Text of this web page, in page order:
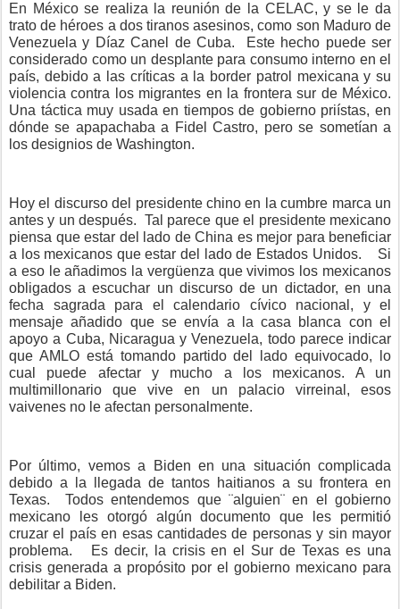
En México se realiza la reunión de la CELAC, y se le da
trato de héroes a dos tiranos asesinos, como son Maduro de
Venezuela y Díaz Canel de Cuba.
Este hecho puede ser
considerado como un desplante para consumo interno en el
país, debido a las críticas a la border patrol mexicana y su
violencia contra los migrantes en la frontera sur de México.
Una táctica muy usada en tiempos de gobierno priístas, en
dónde se apapachaba a Fidel Castro, pero se sometían a
los designios de Washington.
Hoy el discurso del presidente chino en la cumbre marca un
antes y un después. Tal parece que el presidente mexicano
piensa que estar del lado de China es mejor para beneficiar
a los mexicanos que estar del lado de Estados Unidos.
Si
a eso le añadimos la vergüenza que vivimos los mexicanos
obligados a escuchar un discurso de un dictador, en una
fecha sagrada para el calendario cívico nacional, y el
mensaje añadido que se envía a la casa blanca con el
apoyo a Cuba, Nicaragua y Venezuela, todo parece indicar
que AMLO está tomando partido del lado equivocado, lo
cual puede afectar y mucho a los mexicanos. A un
multimillonario que vive en un palacio virreinal, esos
vaivenes no le afectan personalmente.
Por último, vemos a Biden en una situación complicada
debido a la llegada de tantos haitianos a su frontera en
Texas.
Todos entendemos que ¨alguien¨ en el gobierno
mexicano les otorgó algún documento que les permitió
cruzar el país en esas cantidades de personas y sin mayor
problema.
Es decir, la crisis en el Sur de Texas es una
crisis generada a propósito por el gobierno mexicano para
debilitar a Biden.